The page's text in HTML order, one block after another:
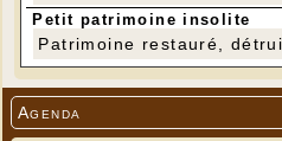
Agenda
Petit patrimoine insolite
Patrimoine restauré,